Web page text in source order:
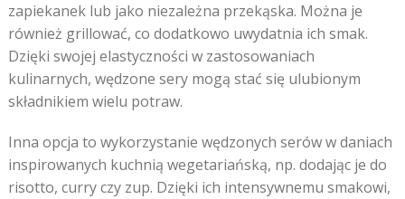
zapiekanek lub jako niezależna przekąska. Można je
również grillować, co dodatkowo uwydatnia ich smak.
Dzięki swojej elastyczności w zastosowaniach
kulinarnych, wędzone sery mogą stać się ulubionym
składnikiem wielu potraw.
Inna opcja to wykorzystanie wędzonych serów w daniach
inspirowanych kuchnią wegetariańską, np. dodając je do
risotto, curry czy zup. Dzięki ich intensywnemu smakowi,